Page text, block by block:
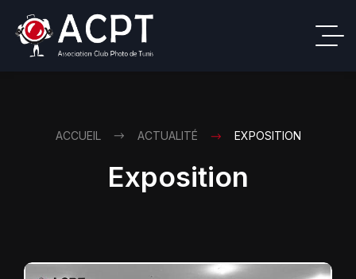
ACCUEIL ACTUALITÉ EXPOSITION
Exposition